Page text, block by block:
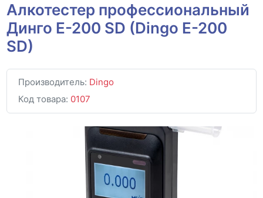
Алкотестер профессиональный
Динго Е-200 SD (Dingo E-200
SD)
Производитель: Dingo
Код товара: 0107